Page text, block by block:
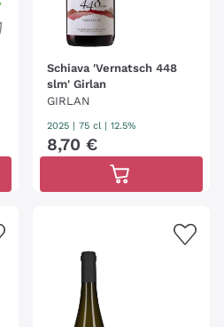
Schiava 'Vernatsch 448
slm' Girlan
GIRLAN
2025 | 75 cl | 12.5%
8,70 €